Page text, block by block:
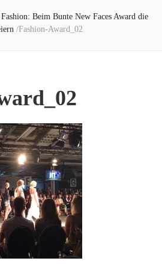
Fashion: Beim Bunte New Faces Award die
/Fashion-Award_02